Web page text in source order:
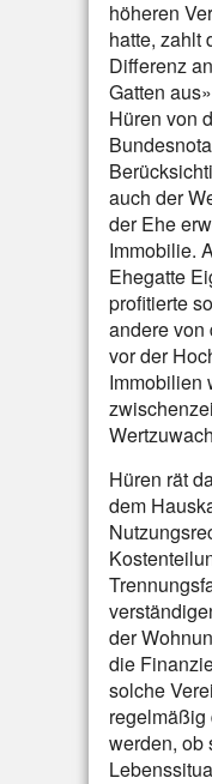
höheren
hatte, zahlt
Differenz
Gatten
Hüren von
auch der
der Ehe
Immobilie.
Ehegatte
profitierte
andere von
vor der
Immobilien
Hüren rät
dem
der
die
solche
regelmäßig
werden, ob